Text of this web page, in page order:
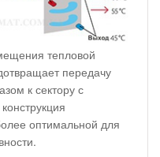
тепловой
передачу
к сектору с
оптимальной для